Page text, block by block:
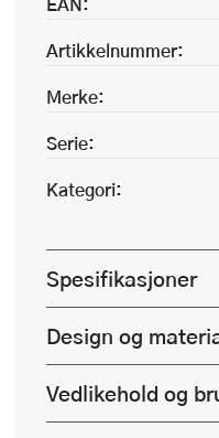
Artikkelnummer:
Merke:
Serie:
Kategori:
Spesifikasjoner
Design og
Vedlikehold og